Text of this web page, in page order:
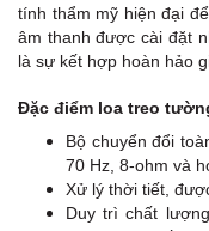
tính thẩm mỹ hiện đại
âm thanh được cài đặt
là sự kết hợp hoàn hảo
Đặc điểm loa treo
Bộ chuyển đổi
70 Hz, 8-ohm và
Xử lý thời tiết,
Duy trì chất